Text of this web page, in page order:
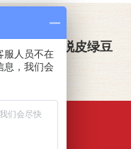
玛 脱皮绿豆
服人员不在
息，我们会